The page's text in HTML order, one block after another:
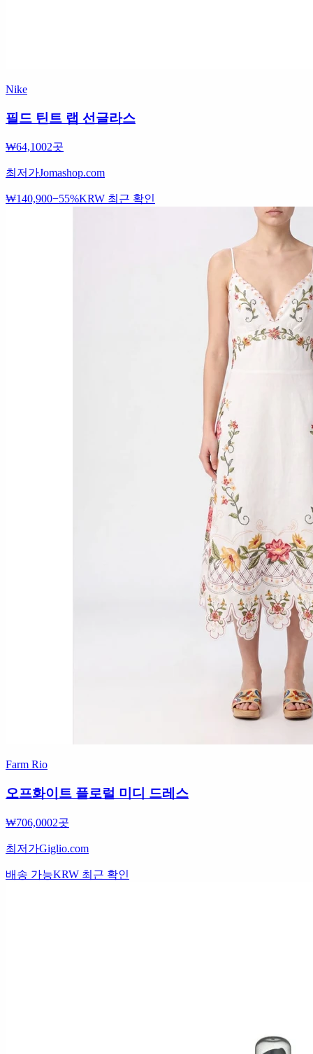
Nike
필드 틴트 랩 선글라스
₩64,1002곳
최저가Jomashop.com
₩140,900−55%KRW 최근 확인
Farm Rio
오프화이트 플로럴 미디 드레스
₩706,0002곳
최저가Giglio.com
배송 가능KRW 최근 확인